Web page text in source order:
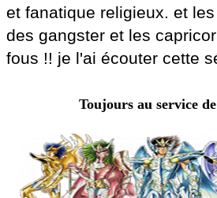
et fanatique religieux. et
des gangster et les
fous !! je l'ai écouter cette
Toujours au service